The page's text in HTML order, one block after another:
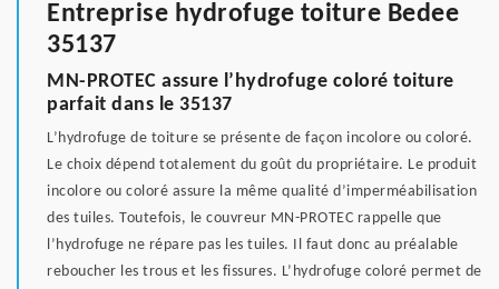
Entreprise hydrofuge toiture Bedee
35137
MN-PROTEC assure l’hydrofuge coloré toiture
parfait dans le 35137
L’hydrofuge de toiture se présente de façon incolore ou coloré.
Le choix dépend totalement du goût du propriétaire. Le produit
incolore ou coloré assure la même qualité d’imperméabilisation
des tuiles. Toutefois, le couvreur MN-PROTEC rappelle que
l’hydrofuge ne répare pas les tuiles. Il faut donc au préalable
reboucher les trous et les fissures. L’hydrofuge coloré permet de